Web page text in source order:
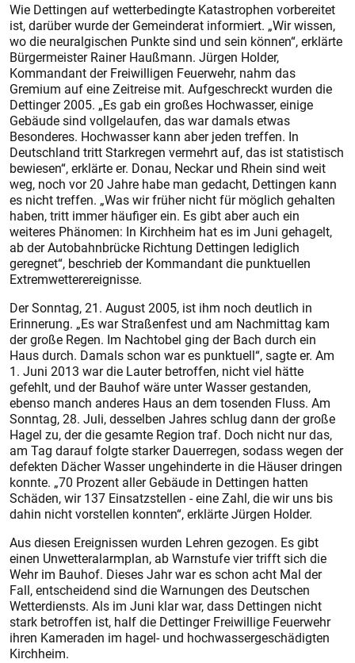
Wie Dettingen auf wetterbedingte Katastrophen vorbereitet
ist, darüber wurde der Gemeinderat informiert. „Wir wissen,
wo die neuralgischen Punkte sind und sein können“, erklärte
Bürgermeister Rainer Haußmann. Jürgen Holder,
Kommandant der Freiwilligen Feuerwehr, nahm das
Gremium auf eine Zeitreise mit. Aufgeschreckt wurden die
Dettinger 2005. „Es gab ein großes Hochwasser, einige
Gebäude sind vollgelaufen, das war damals etwas
Besonderes. Hochwasser kann aber jeden treffen. In
Deutschland tritt Starkregen vermehrt auf, das ist statistisch
bewiesen“, erklärte er. Donau, Neckar und Rhein sind weit
weg, noch vor 20 Jahre habe man gedacht, Dettingen kann
es nicht treffen. „Was wir früher nicht für möglich gehalten
haben, tritt immer häufiger ein. Es gibt aber auch ein
weiteres Phänomen: In Kirchheim hat es im Juni gehagelt,
ab der Autobahnbrücke Richtung Dettingen lediglich
geregnet“, beschrieb der Kommandant die punktuellen
Extremwetterereignisse.
Der Sonntag, 21. August 2005, ist ihm noch deutlich in
Erinnerung. „Es war Straßenfest und am Nachmittag kam
der große Regen. Im Nachtobel ging der Bach durch ein
Haus durch. Damals schon war es punktuell“, sagte er. Am
1. Juni 2013 war die Lauter betroffen, nicht viel hätte
gefehlt, und der Bauhof wäre unter Wasser gestanden,
ebenso manch anderes Haus an dem tosenden Fluss. Am
Sonntag, 28. Juli, desselben Jahres schlug dann der große
Hagel zu, der die gesamte Region traf. Doch nicht nur das,
am Tag darauf folgte starker Dauerregen, sodass wegen der
defekten Dächer Wasser ungehinderte in die Häuser dringen
konnte. „70 Prozent aller Gebäude in Dettingen hatten
Schäden, wir 137 Einsatzstellen - eine Zahl, die wir uns bis
dahin nicht vorstellen konnten“, erklärte Jürgen Holder.
Aus diesen Ereignissen wurden Lehren gezogen. Es gibt
einen Unwetteralarmplan, ab Warnstufe vier trifft sich die
Wehr im Bauhof. Dieses Jahr war es schon acht Mal der
Fall, entscheidend sind die Warnungen des Deutschen
Wetterdiensts. Als im Juni klar war, dass Dettingen nicht
stark betroffen ist, half die Dettinger Freiwillige Feuerwehr
ihren Kameraden im hagel- und hochwassergeschädigten
Kirchheim.